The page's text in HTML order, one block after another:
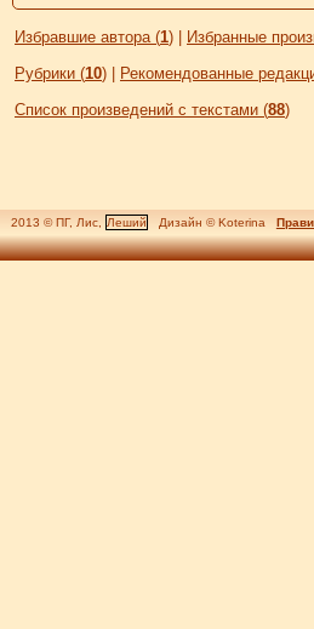
Избравшие автора (1) | Избранные
Рубрики (10) | Рекомендованные
Список произведений с текстами (88)
2013 © ПГ, Лис, Леший Дизайн © Koterina